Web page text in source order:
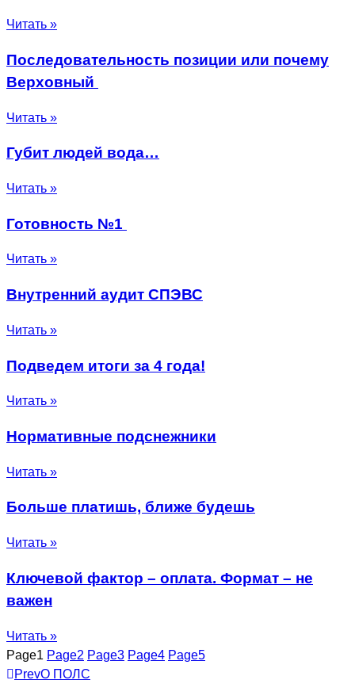
Читать »
Последовательность позиции или почему
Верховный
Читать »
Губит людей вода…
Читать »
Готовность №1
Читать »
Внутренний аудит СПЭВС
Читать »
Подведем итоги за 4 года!
Читать »
Нормативные подснежники
Читать »
Больше платишь, ближе будешь
Читать »
Ключевой фактор – оплата. Формат – не
важен
Читать »
Page1 Page2 Page3 Page4 Page5
PrevО ПОЛС